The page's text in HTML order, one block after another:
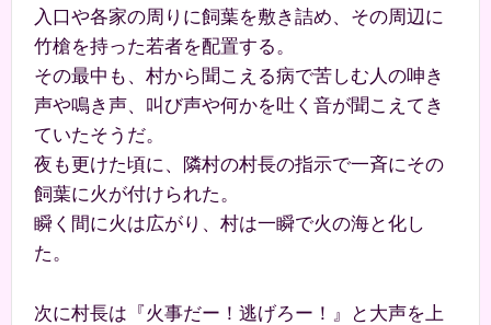
入口や各家の周りに飼葉を敷き詰め、その周辺に
竹槍を持った若者を配置する。
その最中も、村から聞こえる病で苦しむ人の呻き
声や鳴き声、叫び声や何かを吐く音が聞こえてき
ていたそうだ。
夜も更けた頃に、隣村の村長の指示で一斉にその
飼葉に火が付けられた。
瞬く間に火は広がり、村は一瞬で火の海と化し
た。
次に村長は『火事だー！逃げろー！』と大声を上